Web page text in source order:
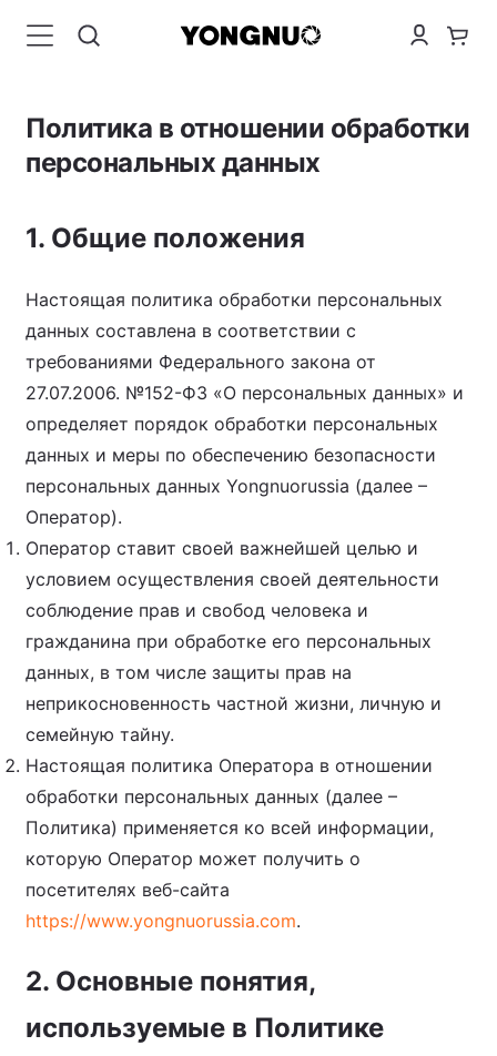
Политика в отношении обработки
персональных данных
1. Общие положения
Настоящая политика обработки персональных
данных составлена в соответствии с
требованиями Федерального закона от
27.07.2006. №152-ФЗ «О персональных данных» и
определяет порядок обработки персональных
данных и меры по обеспечению безопасности
персональных данных Yongnuorussia (далее –
Оператор).
Оператор ставит своей важнейшей целью и
условием осуществления своей деятельности
соблюдение прав и свобод человека и
гражданина при обработке его персональных
данных, в том числе защиты прав на
неприкосновенность частной жизни, личную и
семейную тайну.
Настоящая политика Оператора в отношении
обработки персональных данных (далее –
Политика) применяется ко всей информации,
которую Оператор может получить о
посетителях веб-сайта
https://www.yongnuorussia.com.
2. Основные понятия,
используемые в Политике